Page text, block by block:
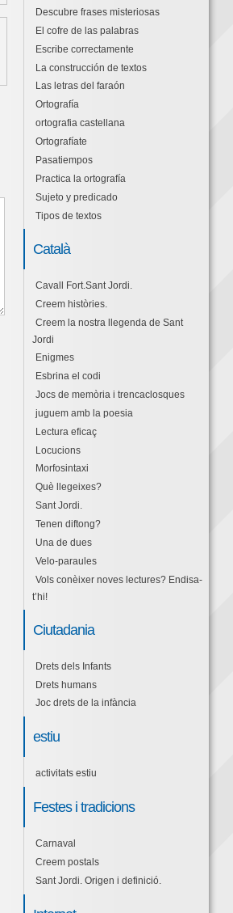
Descubre frases misteriosas
El cofre de las palabras
Escribe correctamente
La construcción de textos
Las letras del faraón
Ortografía
ortografia castellana
Ortografíate
Pasatiempos
Practica la ortografía
Sujeto y predicado
Tipos de textos
Català
Cavall Fort.Sant Jordi.
Creem històries.
Creem la nostra llegenda de Sant
Jordi
Enigmes
Esbrina el codi
Jocs de memòria i trencaclosques
juguem amb la poesia
Lectura eficaç
Locucions
Morfosintaxi
Què llegeixes?
Sant Jordi.
Tenen diftong?
Una de dues
Velo-paraules
Vols conèixer noves lectures? Endisa-
t’hi!
Ciutadania
Drets dels Infants
Drets humans
Joc drets de la infància
estiu
activitats estiu
Festes i tradicions
Carnaval
Creem postals
Sant Jordi. Origen i definició.